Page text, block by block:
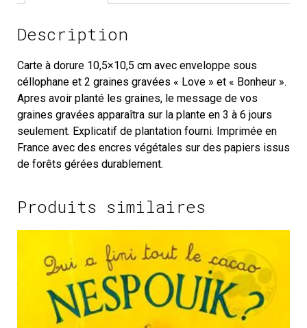
Description
Carte à dorure 10,5×10,5 cm avec enveloppe sous
céllophane et 2 graines gravées « Love » et « Bonheur ».
Apres avoir planté les graines, le message de vos
graines gravées apparaîtra sur la plante en 3 à 6 jours
seulement. Explicatif de plantation fourni. Imprimée en
France avec des encres végétales sur des papiers issus
de forêts gérées durablement.
Produits similaires